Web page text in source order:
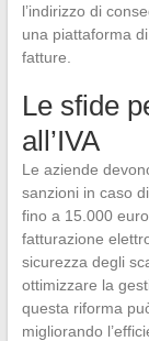
l’indirizzo di
una piattaforma
fatture.
Le sfide
all’IVA
Le aziende
sanzioni in caso
fino a 15.000
fatturazione
sicurezza degli
ottimizzare la
questa riforma
migliorando